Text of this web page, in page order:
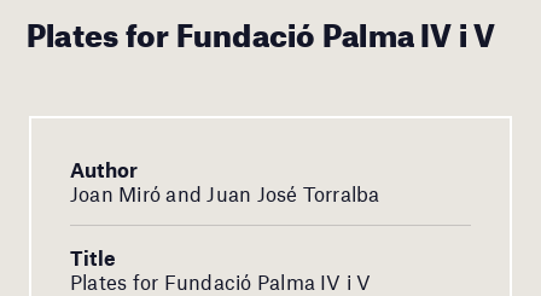
Plates for Fundació Palma IV i V
Author
Joan Miró and Juan José Torralba
Title
Plates for Fundació Palma IV i V